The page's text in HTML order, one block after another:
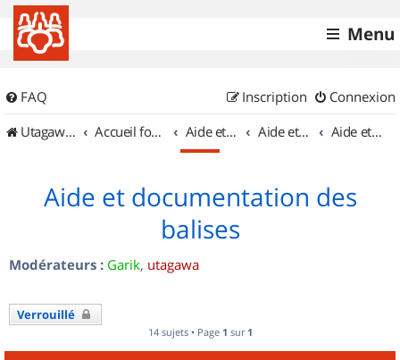
Menu
FAQ Connexion
Inscription
UtagawaVTT (Randos VTT et VTTAE avec traces GPS)
Accueil forum Aide et documentation Aide et documentation Aide et documentation des balises
Aide et documentation des
balises
Modérateurs : Garik, utagawa
Verrouillé
14 sujets • Page 1 sur 1